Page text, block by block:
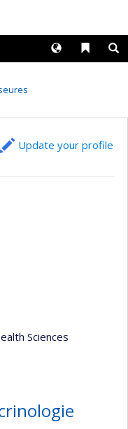
Liens
Langues
Update your profile
Sciences